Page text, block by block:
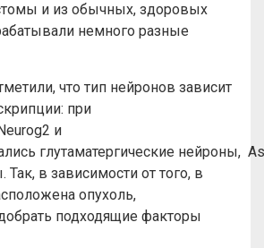
и из обычных, здоровых
немного разные
что тип нейронов зависит
при
и
глутаматергические нейроны,
в зависимости от того, в
опухоль,
подходящие факторы